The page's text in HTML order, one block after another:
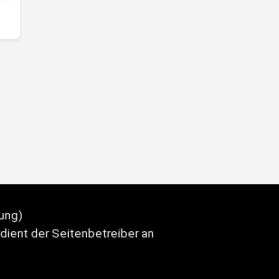
der Seitenbetreiber an